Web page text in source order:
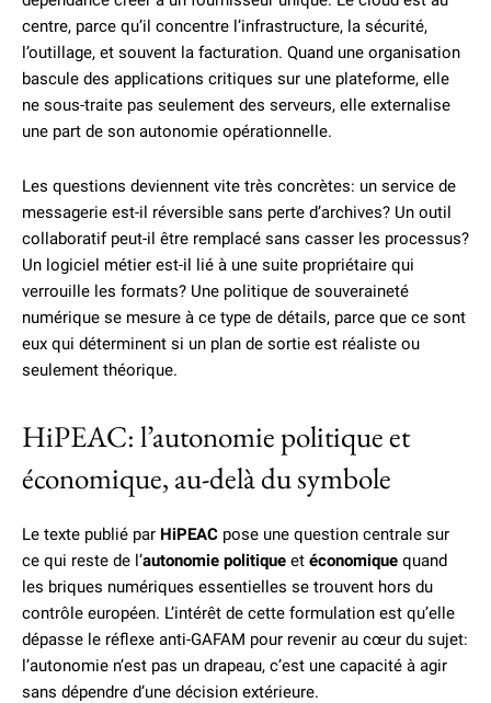
centre, parce qu’il concentre l’infrastructure, la sécurité,
l’outillage, et souvent la facturation. Quand une organisation
bascule des applications critiques sur une plateforme, elle
ne sous-traite pas seulement des serveurs, elle externalise
une part de son autonomie opérationnelle.
Les questions deviennent vite très concrètes: un service de
messagerie est-il réversible sans perte d’archives? Un outil
collaboratif peut-il être remplacé sans casser les processus?
Un logiciel métier est-il lié à une suite propriétaire qui
verrouille les formats? Une politique de souveraineté
numérique se mesure à ce type de détails, parce que ce sont
eux qui déterminent si un plan de sortie est réaliste ou
seulement théorique.
HiPEAC: l’autonomie politique et
économique, au-delà du symbole
Le texte publié par HiPEAC pose une question centrale sur
ce qui reste de l’autonomie politique et économique quand
les briques numériques essentielles se trouvent hors du
contrôle européen. L’intérêt de cette formulation est qu’elle
dépasse le réflexe anti-GAFAM pour revenir au cœur du sujet:
l’autonomie n’est pas un drapeau, c’est une capacité à agir
sans dépendre d’une décision extérieure.